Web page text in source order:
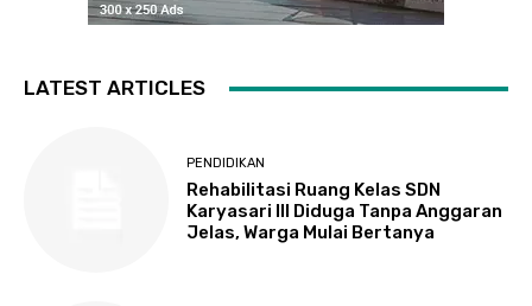
LATEST ARTICLES
PENDIDIKAN
Rehabilitasi Ruang Kelas SDN
Karyasari III Diduga Tanpa Anggaran
Jelas, Warga Mulai Bertanya